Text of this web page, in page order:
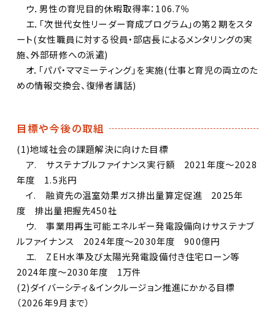
ウ．男性の育児目的休暇取得率：106.7％
エ．「次世代女性リーダー育成プログラム」の第２期をスタ
ート(女性職員に対する役員・部店長によるメンタリングの実
施、外部研修への派遣)
オ．「パパ・ママミーティング」を実施(仕事と育児の両立のた
めの情報交換会、復帰者講話)
目標や今後の取組
(1)地域社会の課題解決に向けた目標
ア. サステナブルファイナンス実行額 2021年度～2028
年度 1.5兆円
イ. 融資先の温室効果ガス排出量算定促進 2025年
度 排出量把握先450社
ウ. 事業用再生可能エネルギー発電設備向けサステナブ
ルファイナンス 2024年度～2030年度 900億円
エ. ZEH水準及び太陽光発電設備付き住宅ローン等
2024年度～2030年度 1万件
(2)ダイバーシティ＆インクルージョン推進にかかる目標
（2026年9月まで）